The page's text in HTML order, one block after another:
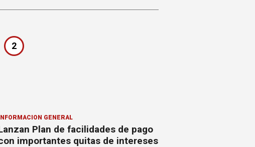
2
GENERAL
Plan de facilidades de pago
importantes quitas de intereses